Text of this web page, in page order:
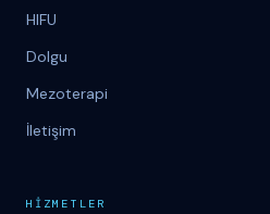
HIFU
Dolgu
Mezoterapi
İletişim
H İ ZMETLER